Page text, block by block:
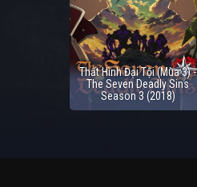
Thất Hình Đại Tội (Mùa 3) -
The Seven Deadly Sins
Season 3 (2018)